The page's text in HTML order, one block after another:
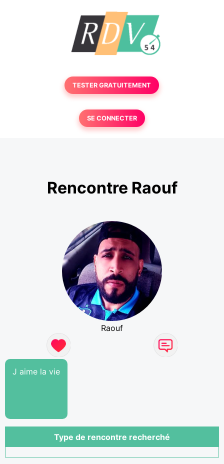
TESTER GRATUITEMENT
SE CONNECTER
Rencontre Raouf
Raouf
J aime la vie
Type de rencontre recherché